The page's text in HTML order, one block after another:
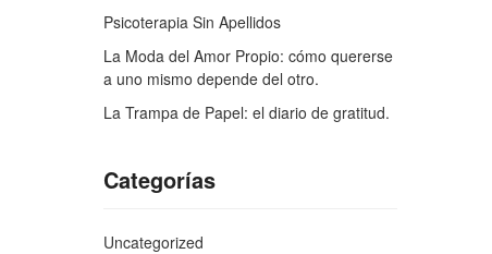
Psicoterapia Sin Apellidos
La Moda del Amor Propio: cómo quererse
a uno mismo depende del otro.
La Trampa de Papel: el diario de gratitud.
Categorías
Uncategorized